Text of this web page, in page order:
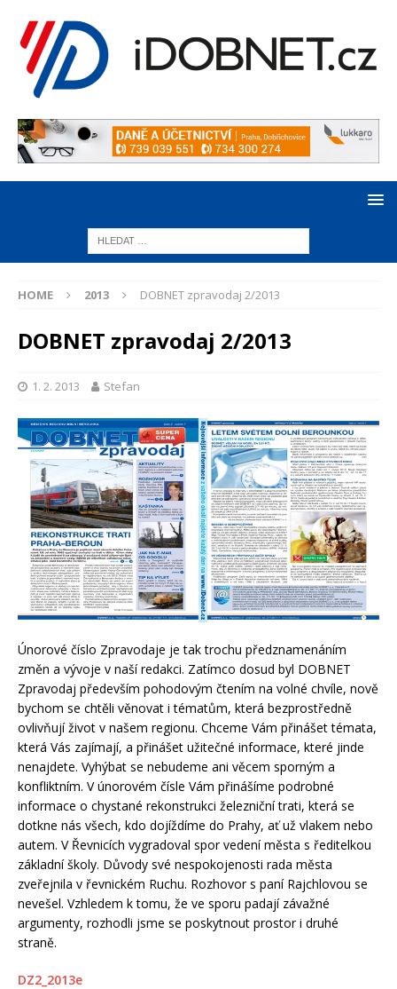
HOME 2013 DOBNET zpravodaj 2/2013
DOBNET zpravodaj 2/2013
1. 2. 2013 Stefan
Únorové číslo Zpravodaje je tak trochu předznamenáním
změn a vývoje v naší redakci. Zatímco dosud byl DOBNET
Zpravodaj především pohodovým čtením na volné chvíle, nově
bychom se chtěli věnovat i tématům, která bezprostředně
ovlivňují život v našem regionu. Chceme Vám přinášet témata,
která Vás zajímají, a přinášet užitečné informace, které jinde
nenajdete. Vyhýbat se nebudeme ani věcem sporným a
konfliktním. V únorovém čísle Vám přinášíme podrobné
informace o chystané rekonstrukci železniční trati, která se
dotkne nás všech, kdo dojíždíme do Prahy, ať už vlakem nebo
autem. V Řevnicích vygradoval spor vedení města s ředitelkou
základní školy. Důvody své nespokojenosti rada města
zveřejnila v řevnickém Ruchu. Rozhovor s paní Rajchlovou se
nevešel. Vzhledem k tomu, že ve sporu padají závažné
argumenty, rozhodli jsme se poskytnout prostor i druhé
straně.
DZ2_2013e